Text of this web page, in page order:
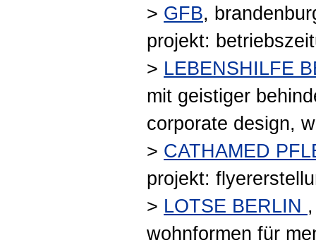
> GFB,
projekt:
> LEBENSHILFE
mit geistiger
corporate design,
> CATHAMED
projekt:
> LOTSE BERLIN
wohnformen für